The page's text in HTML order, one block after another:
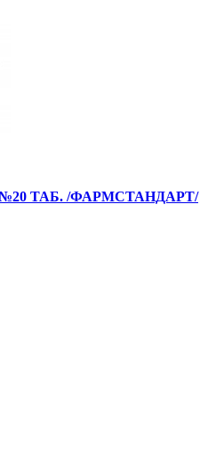
ТАБ. /ФАРМСТАНДАРТ/